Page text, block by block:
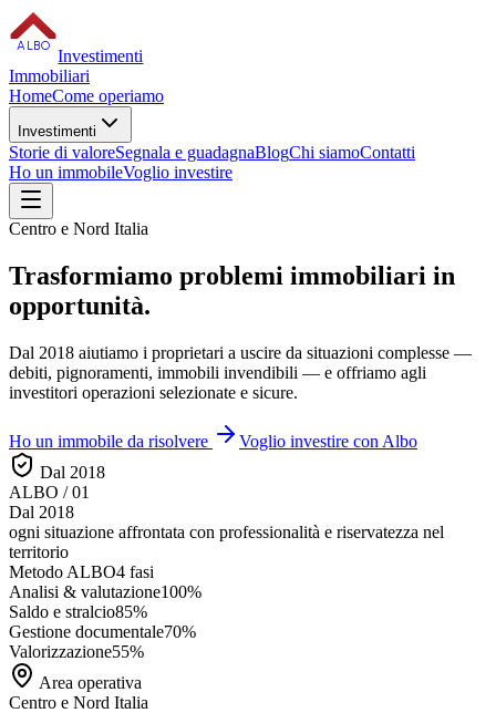
ALBO
Investimenti
Immobiliari
HomeCome operiamo
Investimenti
Storie di valoreSegnala e guadagnaBlogChi siamoContatti
Ho un immobileVoglio investire
Centro e Nord Italia
Trasformiamo problemi immobiliari in
opportunità.
Dal 2018 aiutiamo i proprietari a uscire da situazioni complesse —
debiti, pignoramenti, immobili invendibili — e offriamo agli
investitori operazioni selezionate e sicure.
Ho un immobile da risolvere
Voglio investire con Albo
Dal 2018
ALBO / 01
Dal 2018
ogni situazione affrontata con professionalità e riservatezza nel
territorio
Metodo ALBO4 fasi
Analisi & valutazione100%
Saldo e stralcio85%
Gestione documentale70%
Valorizzazione55%
Area operativa
Centro e Nord Italia